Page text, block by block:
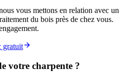
vous mettons en relation avec un
du bois près de chez vous.
gratuit
votre charpente ?